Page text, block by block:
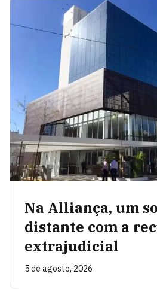
Na Alliança, um
distante com a
extrajudicial
5 de agosto, 2026